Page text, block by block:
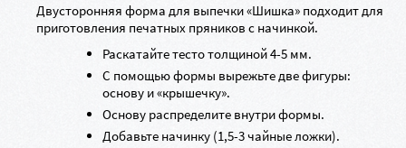
Двусторонняя форма для выпечки «Шишка» подходит для
приготовления печатных пряников с начинкой.
Раскатайте тесто толщиной 4-5 мм.
С помощью формы вырежьте две фигуры:
основу и «крышечку».
Основу распределите внутри формы.
Добавьте начинку (1,5-3 чайные ложки).